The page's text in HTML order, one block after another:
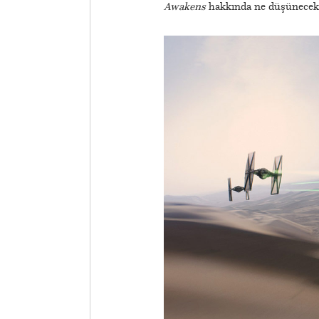
Awakenshakkında ne